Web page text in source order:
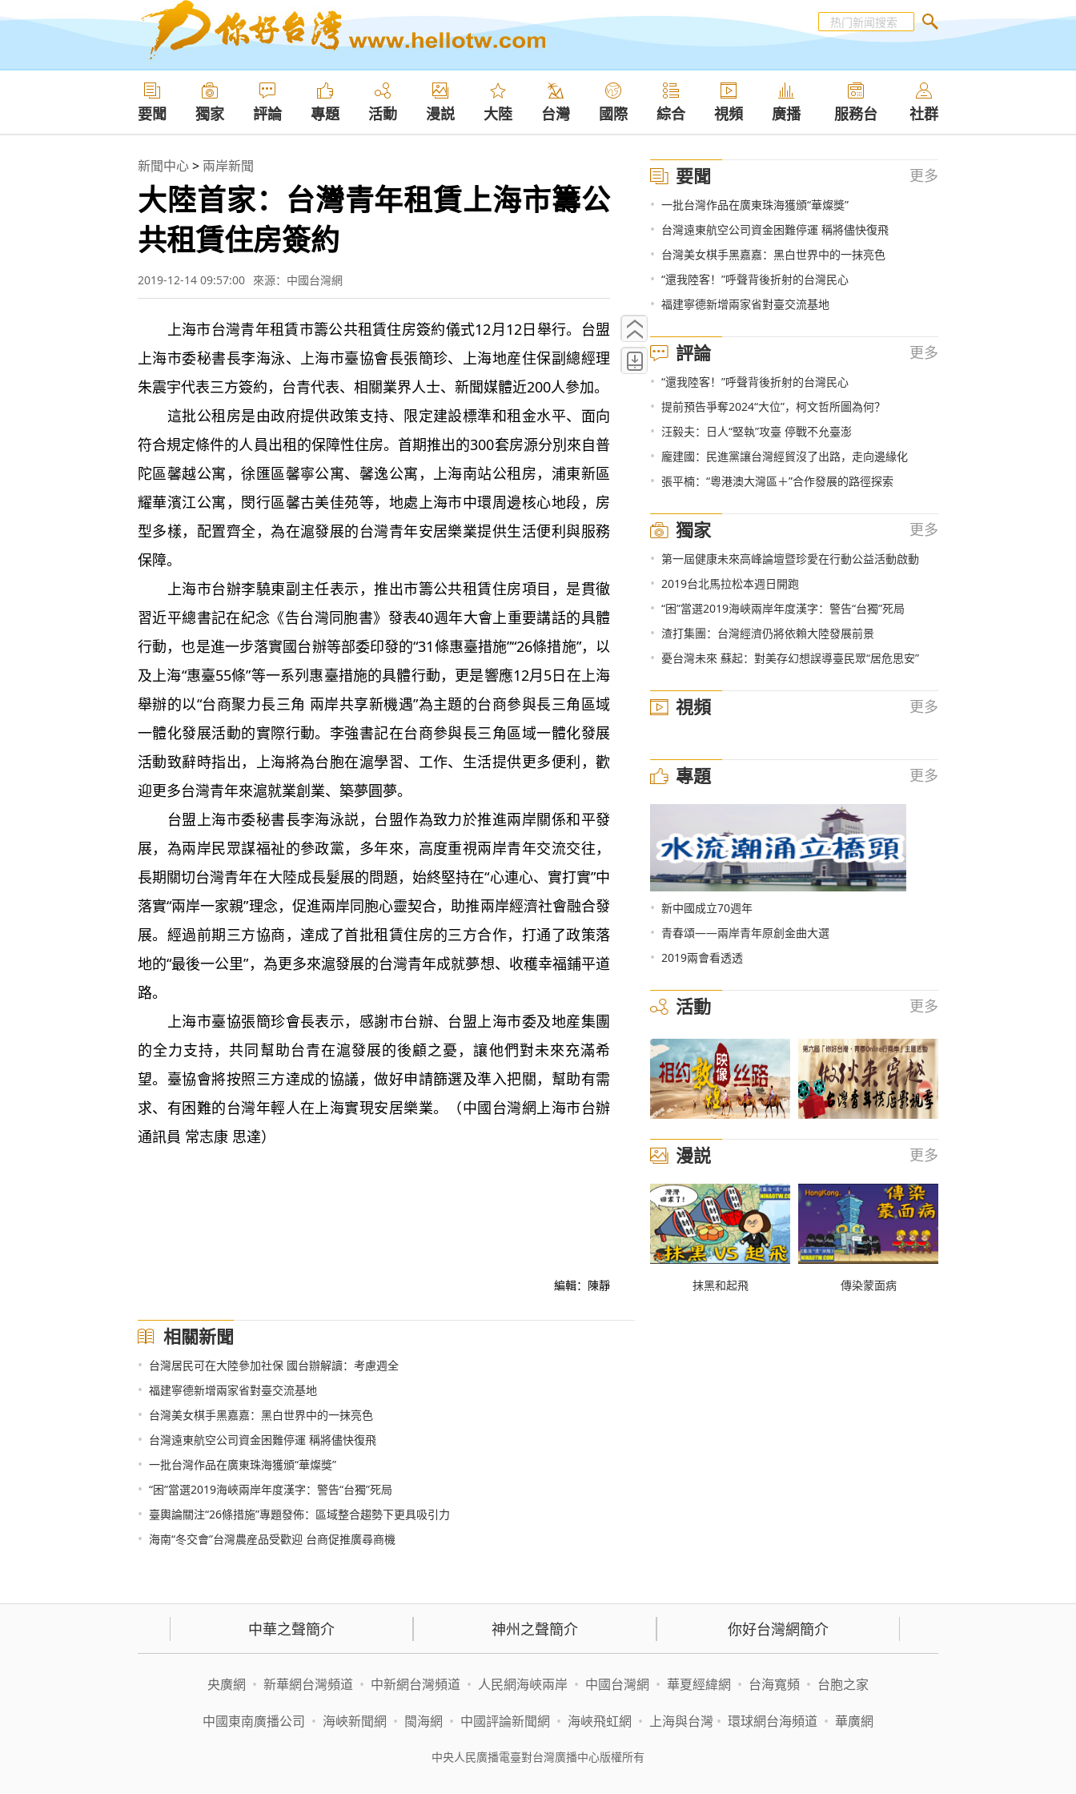
要聞 獨家 評論 專題 活動 漫説 大陸 台灣 國際 綜合 視頻 廣播 服務台 社群
新聞中心> 兩岸新聞
大陸首家：台灣青年租賃上海市籌公
共租賃住房簽約
2019-12-14 09:57:00 來源：中國台灣網
上海市台灣青年租賃市籌公共租賃住房簽約儀式12月12日舉行。台盟
上海市委秘書長李海泳、上海市臺協會長張簡珍、上海地産住保副總經理
朱震宇代表三方簽約，台青代表、相關業界人士、新聞媒體近200人參加。
這批公租房是由政府提供政策支持、限定建設標準和租金水平、面向
符合規定條件的人員出租的保障性住房。首期推出的300套房源分別來自普
陀區馨越公寓，徐匯區馨寧公寓、馨逸公寓，上海南站公租房，浦東新區
耀華濱江公寓，閔行區馨古美佳苑等，地處上海市中環周邊核心地段，房
型多樣，配置齊全，為在滬發展的台灣青年安居樂業提供生活便利與服務
保障。
上海市台辦李驍東副主任表示，推出市籌公共租賃住房項目，是貫徹
習近平總書記在紀念《告台灣同胞書》發表40週年大會上重要講話的具體
行動，也是進一步落實國台辦等部委印發的“31條惠臺措施”“26條措施”，以
及上海“惠臺55條”等一系列惠臺措施的具體行動，更是響應12月5日在上海
舉辦的以“台商聚力長三角 兩岸共享新機遇”為主題的台商參與長三角區域
一體化發展活動的實際行動。李強書記在台商參與長三角區域一體化發展
活動致辭時指出，上海將為台胞在滬學習、工作、生活提供更多便利，歡
迎更多台灣青年來滬就業創業、築夢圓夢。
台盟上海市委秘書長李海泳説，台盟作為致力於推進兩岸關係和平發
展，為兩岸民眾謀福祉的參政黨，多年來，高度重視兩岸青年交流交往，
長期關切台灣青年在大陸成長髮展的問題，始終堅持在“心連心、實打實”中
落實“兩岸一家親”理念，促進兩岸同胞心靈契合，助推兩岸經濟社會融合發
展。經過前期三方協商，達成了首批租賃住房的三方合作，打通了政策落
地的“最後一公里”，為更多來滬發展的台灣青年成就夢想、收穫幸福鋪平道
路。
上海市臺協張簡珍會長表示，感謝市台辦、台盟上海市委及地産集團
的全力支持，共同幫助台青在滬發展的後顧之憂，讓他們對未來充滿希
望。臺協會將按照三方達成的協議，做好申請篩選及準入把關，幫助有需
求、有困難的台灣年輕人在上海實現安居樂業。（中國台灣網上海市台辦
通訊員 常志康 思達）
編輯：陳靜
相關新聞
• 台灣居民可在大陸參加社保 國台辦解讀：考慮週全
• 福建寧德新增兩家省對臺交流基地
• 台灣美女棋手黑嘉嘉：黑白世界中的一抹亮色
• 台灣遠東航空公司資金困難停運 稱將儘快復飛
• 一批台灣作品在廣東珠海獲頒“華燦獎”
• “困”當選2019海峽兩岸年度漢字：警告“台獨”死局
• 臺輿論關注“26條措施”專題發佈：區域整合趨勢下更具吸引力
• 海南“冬交會”台灣農産品受歡迎 台商促推廣尋商機
要聞 更多
• 一批台灣作品在廣東珠海獲頒“華燦獎”
• 台灣遠東航空公司資金困難停運 稱將儘快復飛
• 台灣美女棋手黑嘉嘉：黑白世界中的一抹亮色
• “還我陸客！”呼聲背後折射的台灣民心
• 福建寧德新增兩家省對臺交流基地
評論 更多
• “還我陸客！”呼聲背後折射的台灣民心
• 提前預告爭奪2024“大位”，柯文哲所圖為何？
• 汪毅夫：日人“堅執”攻臺 停戰不允臺澎
• 龐建國：民進黨讓台灣經貿沒了出路，走向邊緣化
• 張平楠：“粵港澳大灣區＋”合作發展的路徑探索
獨家 更多
• 第一屆健康未來高峰論壇暨珍愛在行動公益活動啟動
• 2019台北馬拉松本週日開跑
• “困”當選2019海峽兩岸年度漢字：警告“台獨”死局
• 渣打集團：台灣經濟仍將依賴大陸發展前景
• 憂台灣未來 蘇起：對美存幻想誤導臺民眾“居危思安”
視頻 更多
專題 更多
• 新中國成立70週年
• 青春頌——兩岸青年原創金曲大選
• 2019兩會看透透
活動 更多
漫説 更多
抹黑和起飛 傳染蒙面病
中華之聲簡介 神州之聲簡介 你好台灣網簡介
央廣網 • 新華網台灣頻道 • 中新網台灣頻道 • 人民網海峽兩岸 • 中國台灣網 • 華夏經緯網 • 台海寬頻 • 台胞之家
中國東南廣播公司 • 海峽新聞網 • 閩海網 • 中國評論新聞網 • 海峽飛虹網 • 上海與台灣 • 環球網台海頻道 • 華廣網
中央人民廣播電臺對台灣廣播中心版權所有